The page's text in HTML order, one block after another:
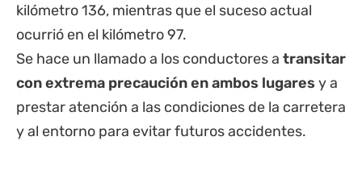
kilómetro 136, mientras que el suceso actual
ocurrió en el kilómetro 97.
Se hace un llamado a los conductores a transitar
con extrema precaución en ambos lugares y a
prestar atención a las condiciones de la carretera
y al entorno para evitar futuros accidentes.